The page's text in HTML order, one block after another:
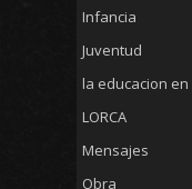
Infancia
Juventud
la educacion
LORCA
Mensajes
Obra